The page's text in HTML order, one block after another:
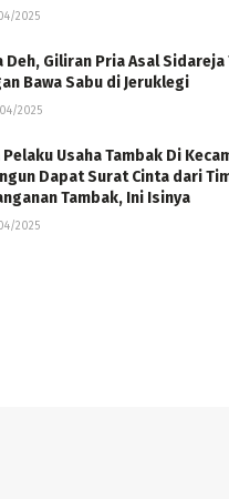
2025
Deh, Giliran Pria Asal
Bawa Sabu di Jeruklegi
2025
Pelaku Usaha Tambak Di
Dapat Surat Cinta dari
Tambak, Ini Isinya
2025